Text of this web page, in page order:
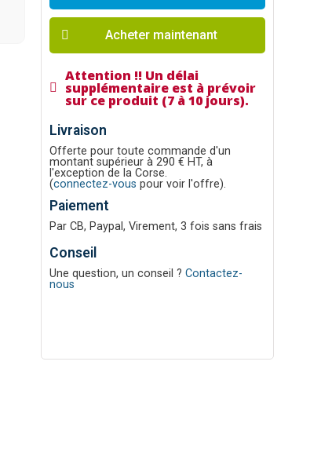
Acheter maintenant
Attention !! Un délai
supplémentaire est à prévoir
sur ce produit (7 à 10 jours).
Livraison
Offerte pour toute commande d'un
montant supérieur à 290 € HT, à
l'exception de la Corse.
(connectez-vous pour voir l'offre).
Paiement
Par CB, Paypal, Virement, 3 fois sans frais
Conseil
Une question, un conseil ?Contactez-
nous